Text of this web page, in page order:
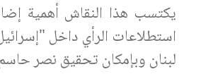
يكتسب هذا النقاش أهمية
استطلاعات الرأي داخل
لبنان وبإمكان تحقيق نصر